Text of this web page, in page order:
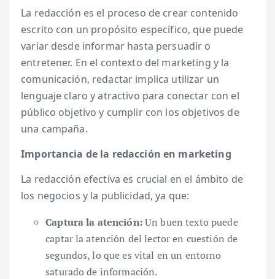
La redacción es el proceso de crear contenido
escrito con un propósito específico, que puede
variar desde informar hasta persuadir o
entretener. En el contexto del marketing y la
comunicación, redactar implica utilizar un
lenguaje claro y atractivo para conectar con el
público objetivo y cumplir con los objetivos de
una campaña.
Importancia de la redacción en marketing
La redacción efectiva es crucial en el ámbito de
los negocios y la publicidad, ya que:
Captura la atención:Un buen texto puede
captar la atención del lector en cuestión de
segundos, lo que es vital en un entorno
saturado de información.